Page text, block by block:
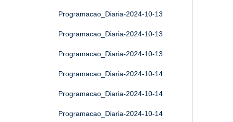
Programacao_Diaria-2024-10-13
Programacao_Diaria-2024-10-13
Programacao_Diaria-2024-10-13
Programacao_Diaria-2024-10-14
Programacao_Diaria-2024-10-14
Programacao_Diaria-2024-10-14